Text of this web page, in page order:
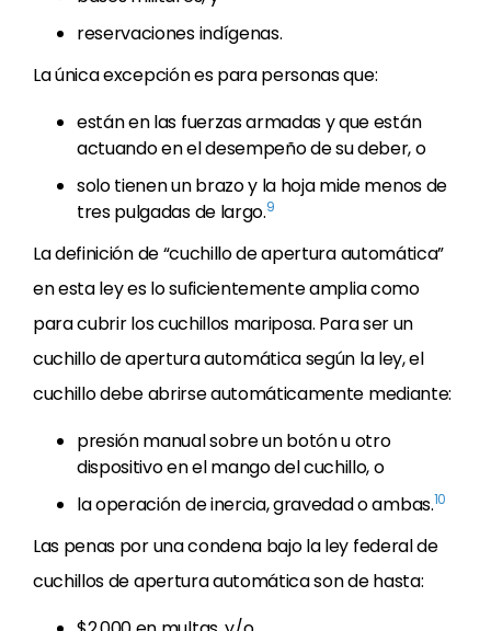
reservaciones indígenas.
La única excepción es para personas que:
están en las fuerzas armadas y que están
actuando en el desempeño de su deber, o
solo tienen un brazo y la hoja mide menos de
tres pulgadas de largo.9
La definición de “cuchillo de apertura automática”
en esta ley es lo suficientemente amplia como
para cubrir los cuchillos mariposa. Para ser un
cuchillo de apertura automática según la ley, el
cuchillo debe abrirse automáticamente mediante:
presión manual sobre un botón u otro
dispositivo en el mango del cuchillo, o
la operación de inercia, gravedad o ambas.10
Las penas por una condena bajo la ley federal de
cuchillos de apertura automática son de hasta: